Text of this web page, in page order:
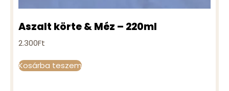
Aszalt körte & Méz – 220ml
2.300Ft
Kosárba teszem